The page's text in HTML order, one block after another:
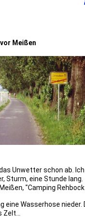
Meißen
Unwetter schon ab.
Sturm, eine Stunde lang.
"Camping
Wasserhose nieder.
Zelt...